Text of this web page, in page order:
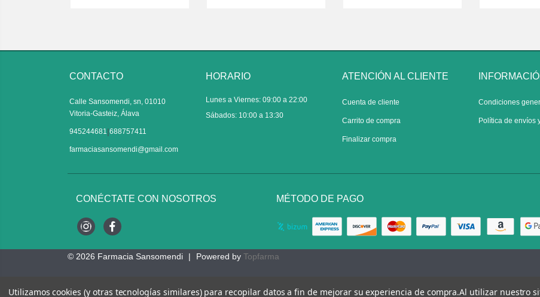
CONTACTO
Calle Sansomendi, sn, 01010
Vitoria-Gasteiz, Álava
945244681|688757411
farmaciasansomendi@gmail.com
HORARIO
Lunes a Viernes: 09:00 a 22:00
Sábados: 10:00 a 13:30
ATENCIÓN AL CLIENTE
Cuenta de cliente
Carrito de compra
Finalizar compra
Condiciones
Política de envíos
CONÉCTATE CON NOSOTROS
InstagramFacebook
MÉTODO DE PAGO
© 2026 Farmacia Sansomendi | Powered by Topfarma
Utilizamos cookies (y otras tecnologías similares) para recopilar datos a fin de mejorar su experiencia de compra.Al utilizar nuestro